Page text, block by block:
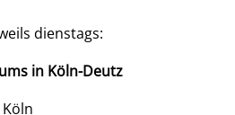
dienstags:
in Köln-Deutz